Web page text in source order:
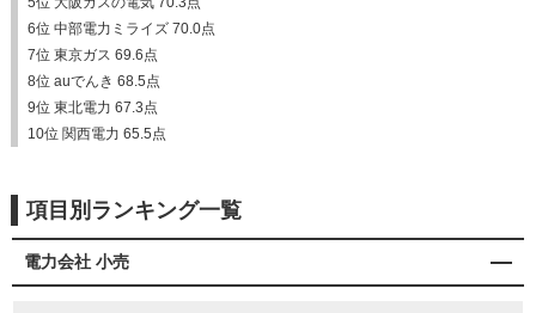
6位 中部電力ミライズ 70.0点
7位 東京ガス 69.6点
8位 auでんき 68.5点
9位 東北電力 67.3点
10位 関西電力 65.5点
項目別ランキング一覧
電力会社 小売